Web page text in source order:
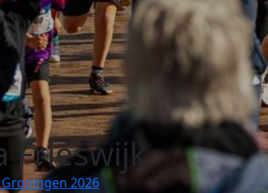
Frieswijk
2026